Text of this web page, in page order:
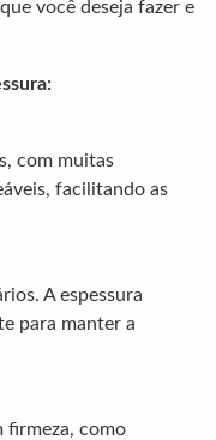
você deseja fazer e
com muitas
facilitando as
A espessura
para manter a
firmeza, como